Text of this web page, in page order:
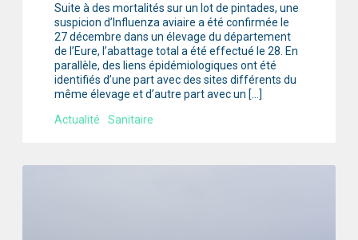
Suite à des mortalités sur un lot de pintades, une
suspicion d’Influenza aviaire a été confirmée le
27 décembre dans un élevage du département
de l’Eure, l’abattage total a été effectué le 28. En
parallèle, des liens épidémiologiques ont été
identifiés d’une part avec des sites différents du
même élevage et d’autre part avec un […]
Actualité
Sanitaire